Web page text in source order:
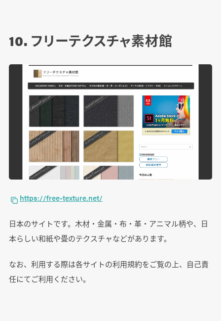
10. フリーテクスチャ素材館
https://free-texture.net/
日本のサイトです。木材・金属・布・革・アニマル柄や、日
本らしい和紙や畳のテクスチャなどがあります。
なお、利用する際は各サイトの利用規約をご覧の上、自己責
任にてご利用ください。